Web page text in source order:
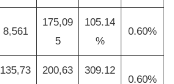
8,561
175,09
5
105.14
%
0.60%
135,73
200,63
309.12
0.60%